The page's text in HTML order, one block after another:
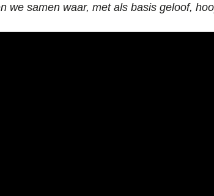
we samen waar, met als basis geloof,